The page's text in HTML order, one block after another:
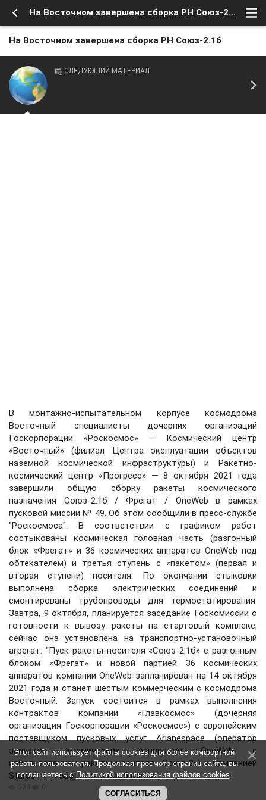
На Восточном завершена сборка РН Союз-2.1б
На Восточном завершена сборка РН Союз-2.1б
СЛЕДУЮЩИЙ МАТЕРИАЛ
В монтажно-испытательном корпусе космодрома
Восточный специалисты дочерних организаций
Госкорпорации «Роскосмос» — Космический центр
«Восточный» (филиал Центра эксплуатации объектов
наземной космической инфраструктуры) и Ракетно-
космический центр «Прогресс» — 8 октября 2021 года
завершили общую сборку ракеты космического
назначения Союз-2.1б / Фрегат / OneWeb в рамках
пусковой миссии № 49. Об этом сообщили в пресс-службе
"Роскосмоса". В соответствии с графиком работ
состыкованы космическая головная часть (разгонный
блок «Фрегат» и 36 космических аппаратов OneWeb под
обтекателем) и третья ступень с «пакетом» (первая и
вторая ступени) носителя. По окончании стыковки
выполнена сборка электрических соединений и
смонтированы трубопроводы для термостатирования.
Завтра, 9 октября, планируется заседание Госкомиссии о
готовности к вывозу ракеты на стартовый комплекс,
сейчас она установлена на транспортно-установочный
агрегат. "Пуск ракеты-носителя «Союз-2.1б» с разгонным
блоком «Фрегат» и новой партией 36 космических
аппаратов компании OneWeb запланирован на 14 октября
2021 года и станет шестым коммерческим с космодрома
Восточный. Запуск состоится в рамках выполнения
контрактов компании «Главкосмос» (дочерняя
организация Госкорпорации «Роскосмос») с европейским
поставщиком пусковых услуг Arianespace (оператор
запусков космических аппаратов OneWeb с
использованием ракеты-носителя «Союз-2») и компанией
Starsem", - говорится в сообщении.
Этот сайт использует файлы cookies для более комфортной
работы пользователя. Продолжая просмотр страниц сайта, вы
соглашаетесь сПолитикой использования файлов cookies.
СОГЛАСИТЬСЯ